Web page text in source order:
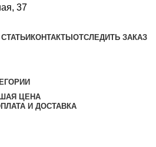
37
КОНТАКТЫ ОТСЛЕДИТЬ ЗАКАЗ
ЦЕНА
И ДОСТАВКА